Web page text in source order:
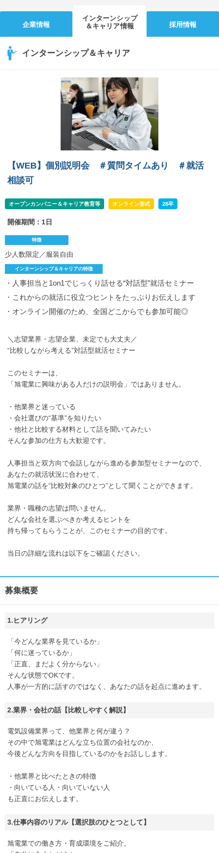
企業情報
インターンシップ
＆キャリア情報
採用情報
インターンシップ＆キャリア
【WEB】個別説明会 ＃質問タイムあり ＃就活
相談可
オープンカンパニー＆キャリア教育等 オンライン形式 28卒
開催期間：1日
特徴
少人数限定／服装自由
インターンシップ＆キャリアの特徴
・人事担当と1on1でじっくり話せる“対話型”就活セミナー
・これからの就活に役立つヒントをたっぷりお伝えします
・オンライン開催のため、全国どこからでも参加可能◎
＼志望業界・志望企業、未定でも大丈夫／
“比較しながら考える”対話型就活セミナー
このセミナーは、
「旭電業に興味がある人だけの説明会」ではありません。
・他業界と迷っている
・会社選びの“基準”を知りたい
・他社と比較する材料として話を聞いてみたい
そんな参加の仕方も大歓迎です。
人事担当と双方向で会話しながら進める参加型セミナーなので、
あなたの就活状況に合わせて、
旭電業の話を“比較対象のひとつ”として聞くことができます。
業界・職種の志望は問いません。
どんな会社を選ぶべきか考えるヒントを
持ち帰ってもらうことが、このセミナーの目的です。
当日の詳細な流れは以下をご確認ください。
募集概要
1.ヒアリング
「今どんな業界を見ているか」
「何に迷っているか」
「正直、まだよく分からない」
そんな状態でOKです。
人事が一方的に話すのではなく、あなたの話を起点に進めます。
2.業界・会社の話【比較しやすく解説】
電気設備業界って、他業界と何が違う？
その中で旭電業はどんな立ち位置の会社なのか、
今後どんな方向を目指しているのかをお話しします。
・他業界と比べたときの特徴
・向いている人・向いていない人
も正直にお伝えします。
3.仕事内容のリアル【選択肢のひとつとして】
旭電業での働き方・育成環境をご紹介。